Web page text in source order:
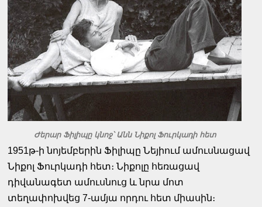
Ժերար Ֆիլիպը կնոջ՝ Անն Նիքոլ Ֆուրկադի հետ
1951թ-ի նոյեմբերին Ֆիլիպը Նեյիում ամուսնացավ
Նիքոլ Ֆուրկադի հետ։ Նիքոլը հեռացավ
դիվանագետ ամուսնուց և նրա մոտ
տեղափոխվեց 7-ամյա որդու հետ միասին։